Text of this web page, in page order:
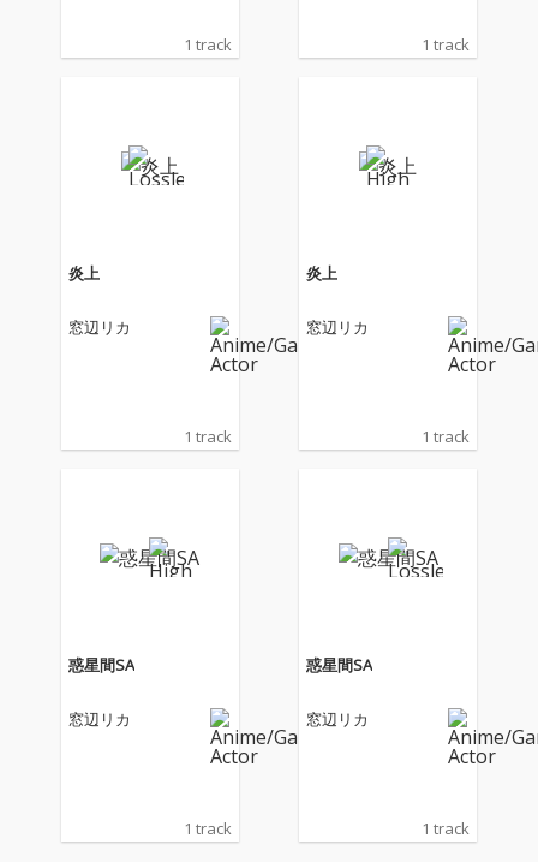
1 track 1 track
炎上
窓辺リカ
1 track
炎上
窓辺リカ
1 track
惑星間SA
窓辺リカ
1 track
惑星間SA
窓辺リカ
1 track